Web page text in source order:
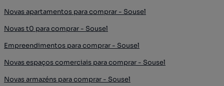
Novas apartamentos para comprar - Sousel
Novas t0 para comprar - Sousel
Empreendimentos para comprar - Sousel
Novas espaços comerciais para comprar - Sousel
Novas armazéns para comprar - Sousel